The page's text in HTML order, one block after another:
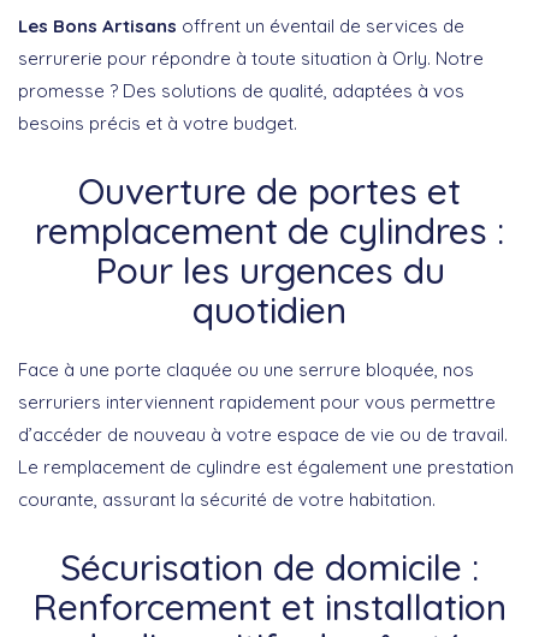
Les Bons Artisans offrent un éventail de services de
serrurerie pour répondre à toute situation à Orly. Notre
promesse ? Des solutions de qualité, adaptées à vos
besoins précis et à votre budget.
Ouverture de portes et
remplacement de cylindres :
Pour les urgences du
quotidien
Face à une porte claquée ou une serrure bloquée, nos
serruriers interviennent rapidement pour vous permettre
d’accéder de nouveau à votre espace de vie ou de travail.
Le remplacement de cylindre est également une prestation
courante, assurant la sécurité de votre habitation.
Sécurisation de domicile :
Renforcement et installation